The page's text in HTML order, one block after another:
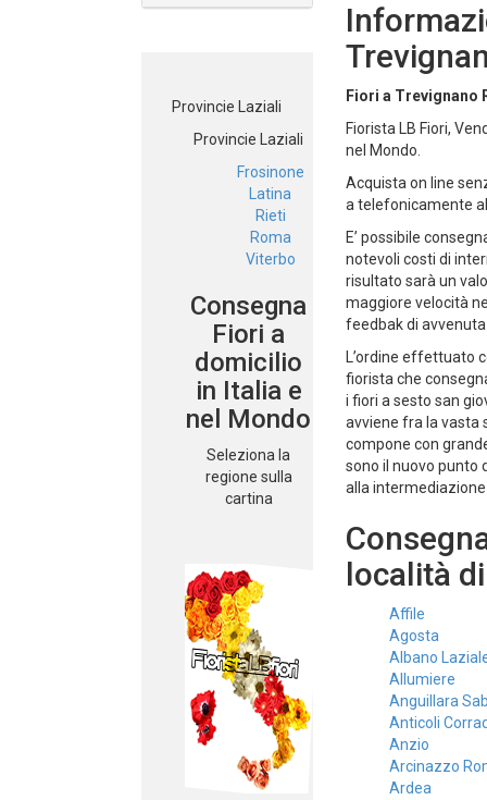
Provincie Laziali
Provincie Laziali
Frosinone
Latina
Rieti
Roma
Viterbo
Consegna
Fiori a
domicilio
in Italia e
nel Mondo
Seleziona la
regione sulla
cartina
Fiori a Trevignano
Fiorista LB Fiori,
nel Mondo.
Acquista on line
a telefonicamente
E’ possibile
notevoli costi di
risultato sarà un
maggiore velocità
feedbak di
L’ordine effettuato
fiorista che
i fiori a sesto san
avviene fra la vasta
compone con
sono il nuovo punto
alla
località
Affile
Agosta
Albano
Allumiere
Anguillara
Anticoli
Anzio
Arcinazzo
Ardea